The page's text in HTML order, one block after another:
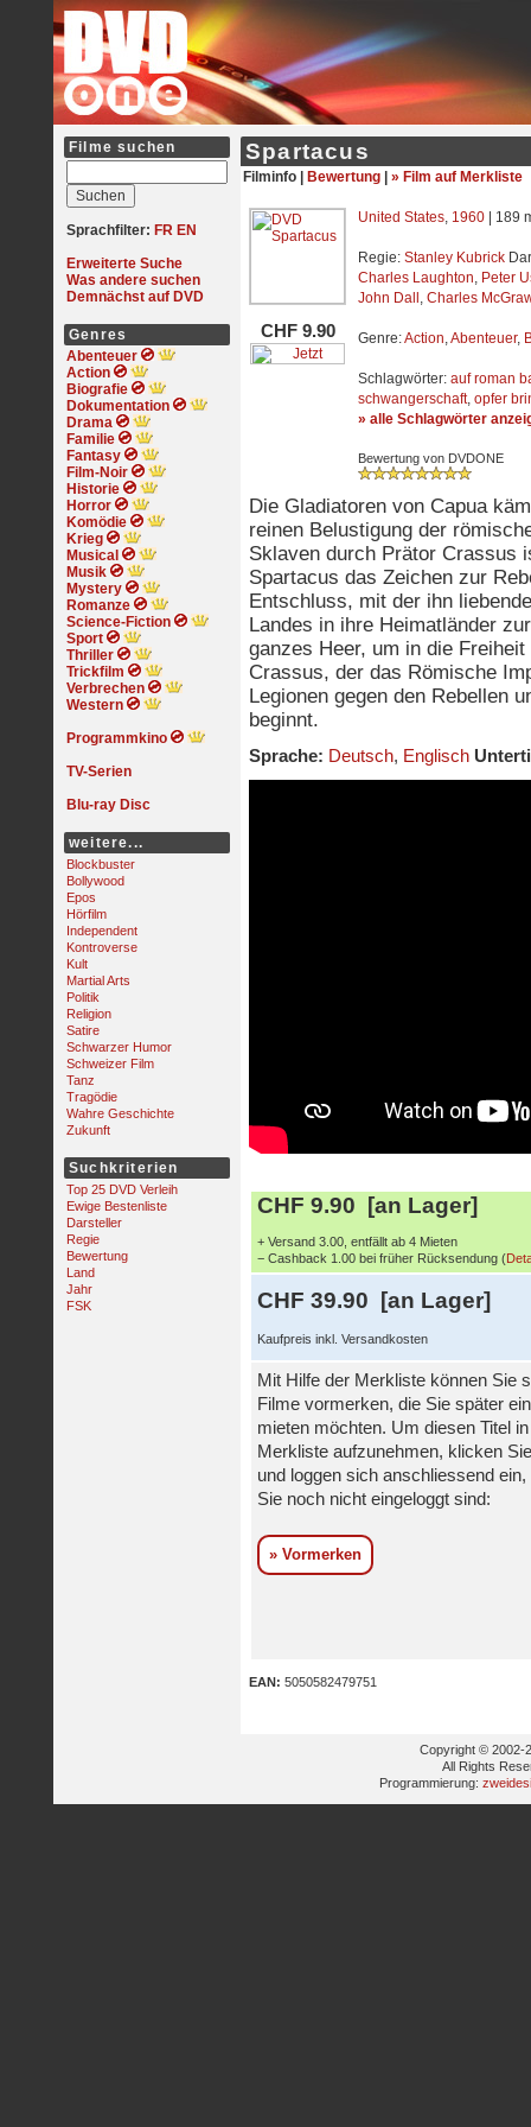
Filme suchen
Sprachfilter: FR EN
Erweiterte Suche
Was andere suchen
Demnächst auf DVD
Genres
Abenteuer
Action
Biografie
Dokumentation
Drama
Familie
Fantasy
Film-Noir
Historie
Horror
Komödie
Krieg
Musical
Musik
Mystery
Romanze
Science-Fiction
Sport
Thriller
Trickfilm
Verbrechen
Western
Programmkino
TV-Serien
Blu-ray Disc
weitere...
Blockbuster
Bollywood
Epos
Hörfilm
Independent
Kontroverse
Kult
Martial Arts
Politik
Religion
Satire
Schwarzer Humor
Schweizer Film
Tanz
Tragödie
Wahre Geschichte
Zukunft
Suchkriterien
Top 25 DVD Verleih
Ewige Bestenliste
Darsteller
Regie
Bewertung
Land
Jahr
FSK
Spartacus
Filminfo | Bewertung » Film auf Merkliste
CHF 9.90
United States, 1960 | 189
Regie: Stanley Kubrick
Charles Laughton, Peter
John Dall , Charles
Genre:Action,Abenteuer,
Schlagwörter: auf roman
schwangerschaft, opfer
» alle Schlagwörter
Bewertung von DVDONE
Die Gladiatoren von Capua
reinen Belustigung der
Sklaven durch Prätor Crassus
Spartacus das Zeichen zur
Entschluss, mit der ihn
Landes in ihre Heimatländer
ganzes Heer, um in die
Crassus, der das Römische
Legionen gegen den Rebellen
beginnt.
Sprache: Deutsch, Englisch
CHF 9.90 [an Lager]
+ Versand 3.00, entfällt ab 4 Mieten
− Cashback 1.00 bei früher Rücksendung (
CHF 39.90 [an Lager]
Kaufpreis inkl. Versandkosten
Mit Hilfe der Merkliste können Sie
Filme vormerken, die Sie später
mieten möchten. Um diesen Titel
Merkliste aufzunehmen, klicken
und loggen sich anschliessend ein,
Sie noch nicht eingeloggt sind:
» Vormerken
EAN: 5050582479751
Copyright © 2002-
All Rights
Programmierung: